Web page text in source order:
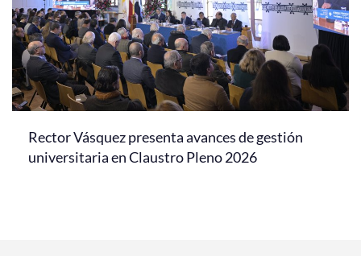
Rector Vásquez presenta avances de gestión
universitaria en Claustro Pleno 2026